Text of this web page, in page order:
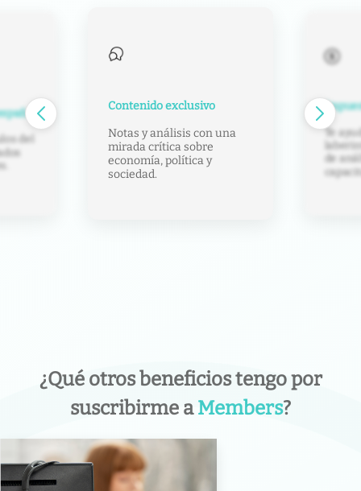
del
Contenido exclusivo
Notas y análisis con una
mirada crítica sobre
economía, política y
sociedad.
Te
de
¿Qué otros beneficios tengo por
suscribirme aMembers?